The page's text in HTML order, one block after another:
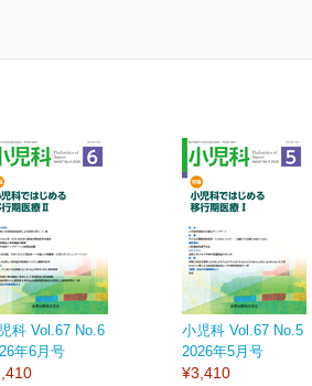
科 Vol.67 No.6
年6月号
小児科 Vol.67 No.5
2026年5月号
¥3,410